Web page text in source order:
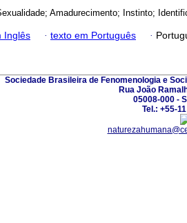
Amadurecimento; Instinto;
Inglês · texto em Português ·
Sociedade Brasileira de Fenomenologia e
Rua João
05008-000 -
Tel.: +55-